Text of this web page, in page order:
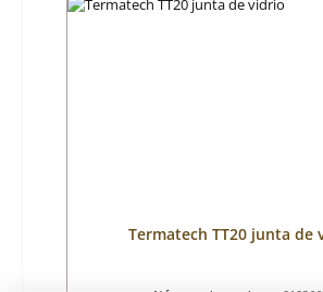
Termatech TT20 junta de